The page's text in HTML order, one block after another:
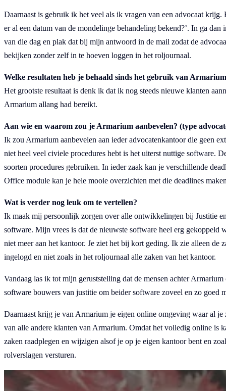
Daarnaast is gebruik ik het veel als ik vragen van een advocaat krijg.
er al een datum van de mondelinge behandeling bekend?’. In ga
van die dag en plak dat bij mijn antwoord in de mail zodat de
bekijken zonder zelf in te hoeven loggen in het roljournaal.
Welke resultaten heb je behaald sinds het gebruik van
Het grootste resultaat is denk ik dat ik nog steeds nieuwe klanten
Armarium allang had bereikt.
Aan wie en waarom zou je Armarium aanbevelen? (type
Ik zou Armarium aanbevelen aan ieder advocatenkantoor die geen
niet heel veel civiele procedures hebt is het uiterst nuttige software.
soorten procedures gebruiken. In ieder zaak kan je verschillende
Office module kan je hele mooie overzichten met die deadlines
Wat is verder nog leuk om te vertellen?
Ik maak mij persoonlijk zorgen over alle ontwikkelingen bij Justitie
software. Mijn vrees is dat de nieuwste software heel erg gekoppeld
niet meer aan het kantoor. Je ziet het bij kort geding. Ik zie alleen de
ingelogd en niet zoals in het roljournaal alle zaken van het kantoor.
Vandaag las ik tot mijn geruststelling dat de mensen achter
software bouwers van justitie om beider software zoveel en zo goed
Daarnaast krijg je van Armarium je eigen online omgeving waar al je
van alle andere klanten van Armarium. Omdat het volledig online is
zaken raadplegen en wijzigen alsof je op je eigen kantoor bent en
rolverslagen versturen.